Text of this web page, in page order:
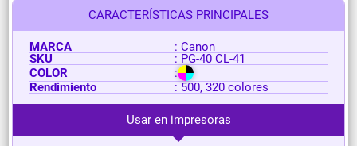
CARACTERÍSTICAS PRINCIPALES
MARCA
: Canon
SKU
: PG-40 CL-41
COLOR
:
Rendimiento
: 500, 320 colores
Usar en impresoras